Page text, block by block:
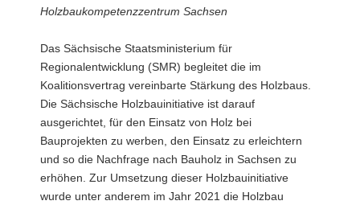
Holzbaukompetenzzentrum Sachsen
Das Sächsische Staatsministerium für
Regionalentwicklung (SMR) begleitet die im
Koalitionsvertrag vereinbarte Stärkung des Holzbaus.
Die Sächsische Holzbauinitiative ist darauf
ausgerichtet, für den Einsatz von Holz bei
Bauprojekten zu werben, den Einsatz zu erleichtern
und so die Nachfrage nach Bauholz in Sachsen zu
erhöhen. Zur Umsetzung dieser Holzbauinitiative
wurde unter anderem im Jahr 2021 die Holzbau